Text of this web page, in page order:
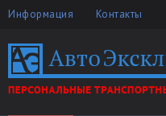
Информация Контакты